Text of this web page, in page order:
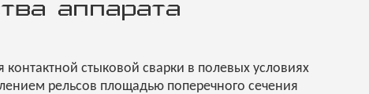
аппарата
стыковой сварки в полевых условиях
рельсов площадью поперечного сечения